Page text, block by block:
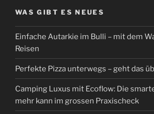
WAS GIBT ES NEUES
Einfache Autarkie im Bulli – mit dem
Reisen
Perfekte Pizza unterwegs – geht das
Camping Luxus mit Ecoflow: Die
mehr kann im grossen Praxischeck